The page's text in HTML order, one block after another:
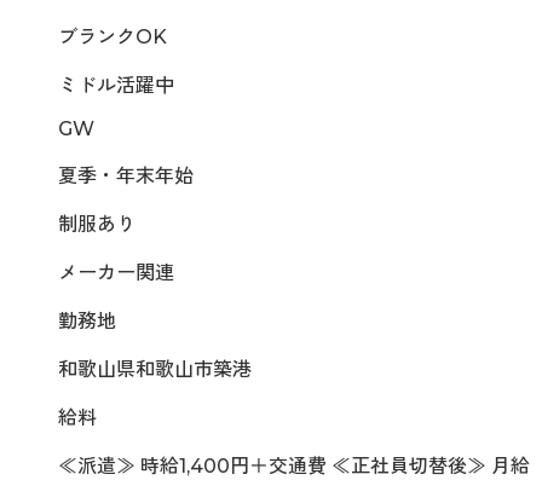
ブランクOK
ミドル活躍中
GW
夏季・年末年始
制服あり
メーカー関連
勤務地
和歌山県和歌山市築港
給料
≪派遣≫ 時給1,400円＋交通費 ≪正社員切替後≫ 月給